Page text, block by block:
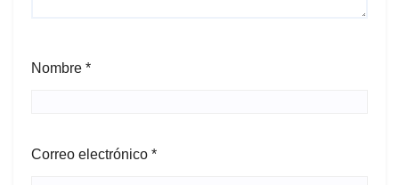
Nombre *
Correo electrónico *